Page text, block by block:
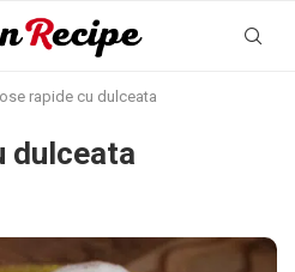
rapide cu dulceata
dulceata